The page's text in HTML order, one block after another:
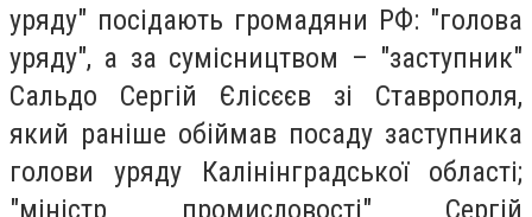
уряду" посідають громадяни РФ: "голова
уряду", а за сумісництвом – "заступник"
Сальдо Сергій Єлісєєв зі Ставрополя,
який раніше обіймав посаду заступника
голови уряду Калінінградської області;
"міністр промисловості" Сергій